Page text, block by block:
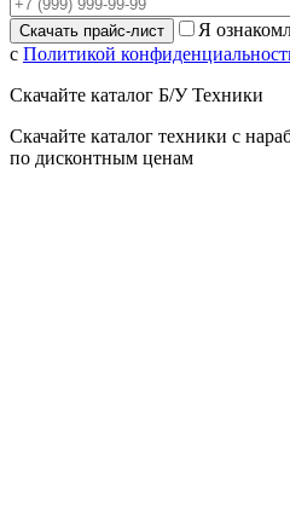
Я
с Политикой
Скачайте каталог Б/У Техники
Скачайте каталог техники с
по дисконтным ценам